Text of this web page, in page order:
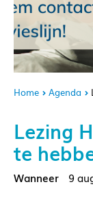
Home Agenda
Lezing
te
9